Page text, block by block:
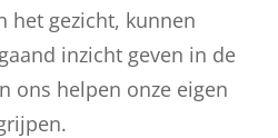
het gezicht, kunnen
inzicht geven in de
ons helpen onze eigen